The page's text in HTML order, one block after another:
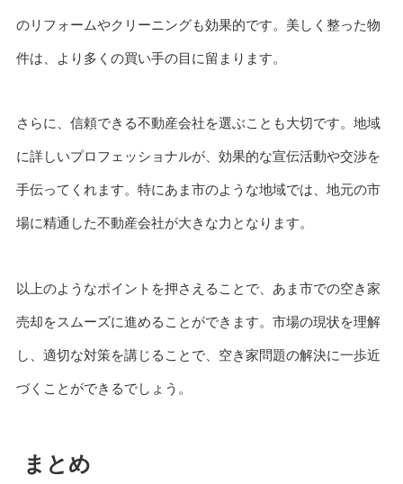
のリフォームやクリーニングも効果的です。美しく整った物
件は、より多くの買い手の目に留まります。
さらに、信頼できる不動産会社を選ぶことも大切です。地域
に詳しいプロフェッショナルが、効果的な宣伝活動や交渉を
手伝ってくれます。特にあま市のような地域では、地元の市
場に精通した不動産会社が大きな力となります。
以上のようなポイントを押さえることで、あま市での空き家
売却をスムーズに進めることができます。市場の現状を理解
し、適切な対策を講じることで、空き家問題の解決に一歩近
づくことができるでしょう。
まとめ